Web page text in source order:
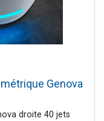
Genova
droite 40 jets